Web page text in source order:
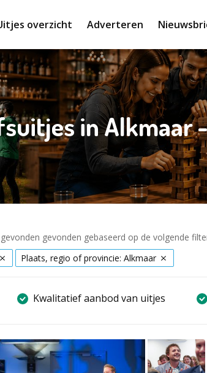
overzicht Adverteren
in Alkmaar
gevonden gebaseerd op de volgende
Plaats, regio of provincie: Alkmaar
Kwalitatief aanbod van uitjes